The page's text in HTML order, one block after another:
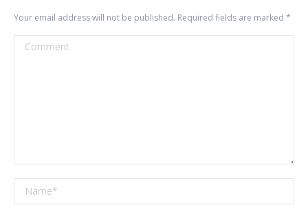
Your email address will not be published. Required fields are marked *
Comment
Name *